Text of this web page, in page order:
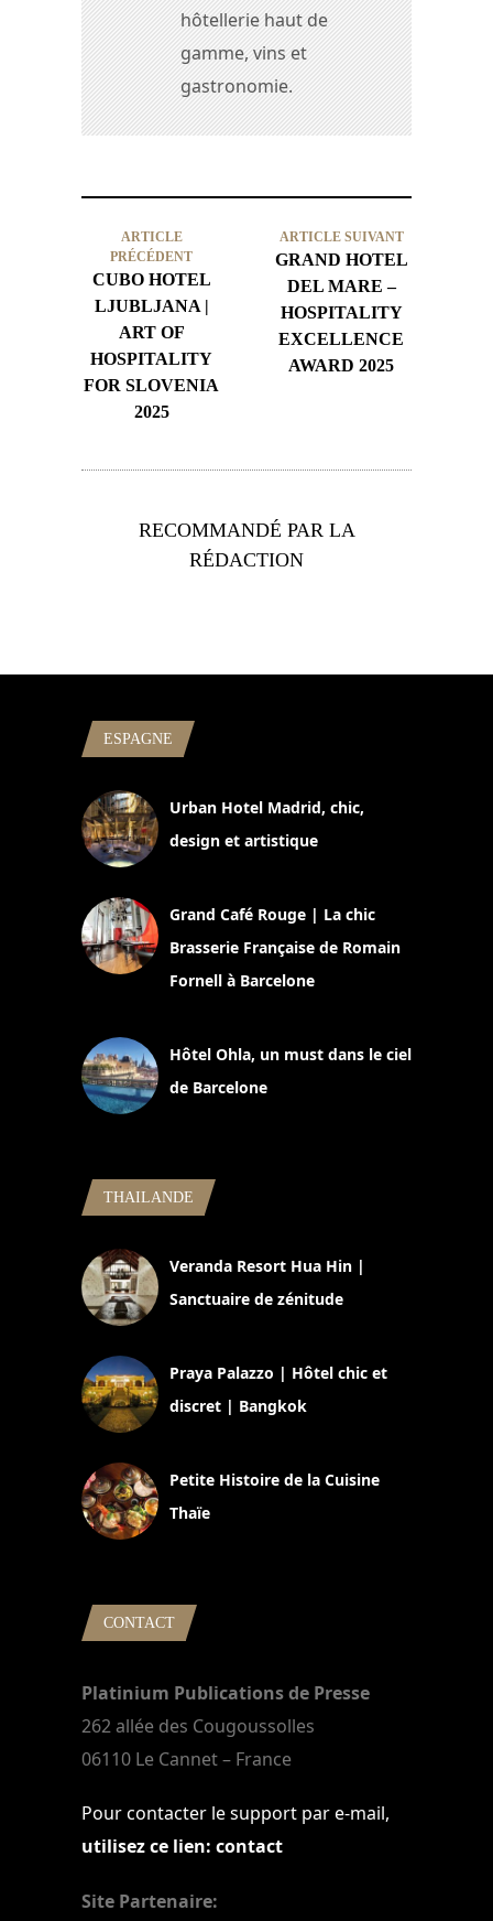
hôtellerie haut de
gamme, vins et
gastronomie.
ARTICLE
PRÉCÉDENT
CUBO HOTEL
LJUBLJANA |
ART OF
HOSPITALITY
FOR SLOVENIA
2025
ARTICLE SUIVANT
GRAND HOTEL
DEL MARE –
HOSPITALITY
EXCELLENCE
AWARD 2025
RECOMMANDÉ PAR LA
RÉDACTION
ESPAGNE
Urban Hotel Madrid, chic,
design et artistique
Grand Café Rouge | La chic
Brasserie Française de Romain
Fornell à Barcelone
Hôtel Ohla, un must dans le ciel
de Barcelone
THAILANDE
Veranda Resort Hua Hin |
Sanctuaire de zénitude
Praya Palazzo | Hôtel chic et
discret | Bangkok
Petite Histoire de la Cuisine
Thaïe
CONTACT
Platinium Publications de Presse
262 allée des Cougoussolles
06110 Le Cannet – France
Pour contacter le support par e-mail,
utilisez ce lien: contact
Site Partenaire: